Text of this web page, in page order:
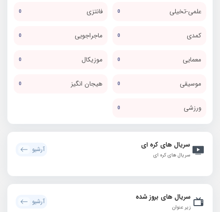
علمی-تخیلی 0 فانتزی 0
کمدی 0 ماجراجویی 0
معمایی 0 موزیکال 0
موسیقی 0 هیجان انگیز 0
ورزشی 0
سریال های کره ای
سریال های کره ای
آرشیو
سریال های بروز شده
زیر عنوان
آرشیو